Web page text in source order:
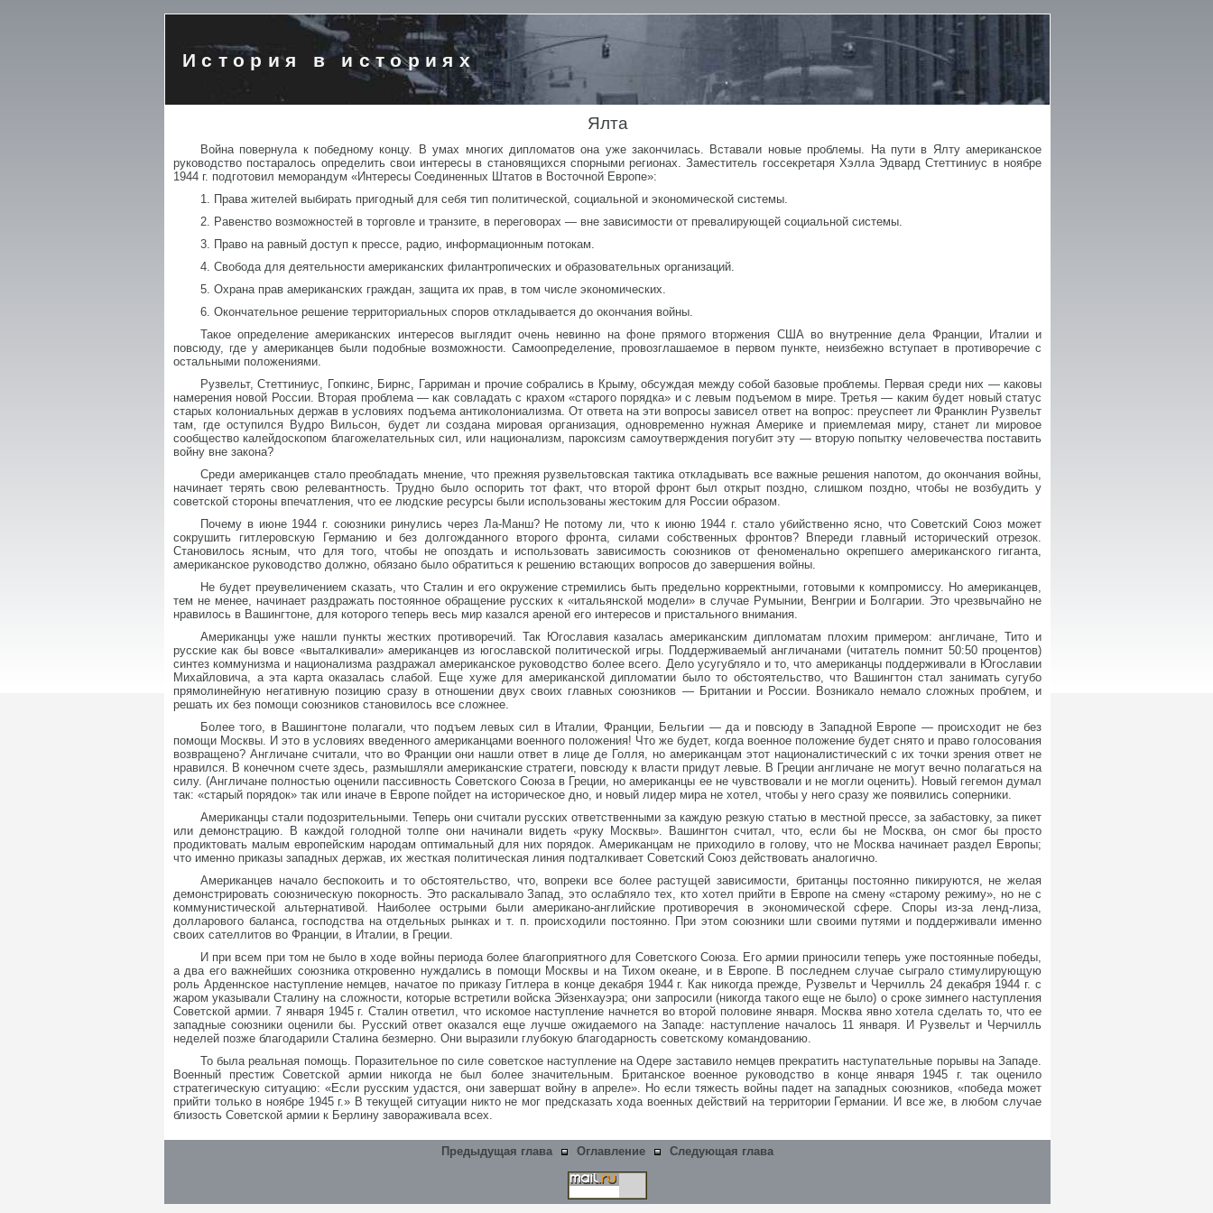
История в историях
Ялта
Война повернула к победному концу. В умах многих дипломатов она уже закончилась. Вставали новые проблемы. На пути в Ялту американское
руководство постаралось определить свои интересы в становящихся спорными регионах. Заместитель госсекретаря Хэлла Эдвард Стеттиниус в ноябре
1944 г. подготовил меморандум «Интересы Соединенных Штатов в Восточной Европе»:
1. Права жителей выбирать пригодный для себя тип политической, социальной и экономической системы.
2. Равенство возможностей в торговле и транзите, в переговорах — вне зависимости от превалирующей социальной системы.
3. Право на равный доступ к прессе, радио, информационным потокам.
4. Свобода для деятельности американских филантропических и образовательных организаций.
5. Охрана прав американских граждан, защита их прав, в том числе экономических.
6. Окончательное решение территориальных споров откладывается до окончания войны.
Такое определение американских интересов выглядит очень невинно на фоне прямого вторжения США во внутренние дела Франции, Италии и
повсюду, где у американцев были подобные возможности. Самоопределение, провозглашаемое в первом пункте, неизбежно вступает в противоречие с
остальными положениями.
Рузвельт, Стеттиниус, Гопкинс, Бирнс, Гарриман и прочие собрались в Крыму, обсуждая между собой базовые проблемы. Первая среди них — каковы
намерения новой России. Вторая проблема — как совладать с крахом «старого порядка» и с левым подъемом в мире. Третья — каким будет новый статус
старых колониальных держав в условиях подъема антиколониализма. От ответа на эти вопросы зависел ответ на вопрос: преуспеет ли Франклин Рузвельт
там, где оступился Вудро Вильсон, будет ли создана мировая организация, одновременно нужная Америке и приемлемая миру, станет ли мировое
сообщество калейдоскопом благожелательных сил, или национализм, пароксизм самоутверждения погубит эту — вторую попытку человечества поставить
войну вне закона?
Среди американцев стало преобладать мнение, что прежняя рузвельтовская тактика откладывать все важные решения напотом, до окончания войны,
начинает терять свою релевантность. Трудно было оспорить тот факт, что второй фронт был открыт поздно, слишком поздно, чтобы не возбудить у
советской стороны впечатления, что ее людские ресурсы были использованы жестоким для России образом.
Почему в июне 1944 г. союзники ринулись через Ла-Манш? Не потому ли, что к июню 1944 г. стало убийственно ясно, что Советский Союз может
сокрушить гитлеровскую Германию и без долгожданного второго фронта, силами собственных фронтов? Впереди главный исторический отрезок.
Становилось ясным, что для того, чтобы не опоздать и использовать зависимость союзников от феноменально окрепшего американского гиганта,
американское руководство должно, обязано было обратиться к решению встающих вопросов до завершения войны.
Не будет преувеличением сказать, что Cталин и его окружение стремились быть предельно корректными, готовыми к компромиссу. Но американцев,
тем не менее, начинает раздражать постоянное обращение русских к «итальянской модели» в случае Румынии, Венгрии и Болгарии. Это чрезвычайно не
нравилось в Вашингтоне, для которого теперь весь мир казался ареной его интересов и пристального внимания.
Американцы уже нашли пункты жестких противоречий. Так Югославия казалась американским дипломатам плохим примером: англичане, Тито и
русские как бы вовсе «выталкивали» американцев из югославской политической игры. Поддерживаемый англичанами (читатель помнит 50:50 процентов)
синтез коммунизма и национализма раздражал американское руководство более всего. Дело усугубляло и то, что американцы поддерживали в Югославии
Михайловича, а эта карта оказалась слабой. Еще хуже для американской дипломатии было то обстоятельство, что Вашингтон стал занимать сугубо
прямолинейную негативную позицию сразу в отношении двух своих главных союзников — Британии и России. Возникало немало сложных проблем, и
решать их без помощи союзников становилось все сложнее.
Более того, в Вашингтоне полагали, что подъем левых сил в Италии, Франции, Бельгии — да и повсюду в Западной Европе — происходит не без
помощи Москвы. И это в условиях введенного американцами военного положения! Что же будет, когда военное положение будет снято и право голосования
возвращено? Англичане считали, что во Франции они нашли ответ в лице де Голля, но американцам этот националистический с их точки зрения ответ не
нравился. В конечном счете здесь, размышляли американские стратеги, повсюду к власти придут левые. В Греции англичане не могут вечно полагаться на
силу. (Англичане полностью оценили пассивность Советского Союза в Греции, но американцы ее не чувствовали и не могли оценить). Новый гегемон думал
так: «старый порядок» так или иначе в Европе пойдет на историческое дно, и новый лидер мира не хотел, чтобы у него сразу же появились соперники.
Американцы стали подозрительными. Теперь они считали русских ответственными за каждую резкую статью в местной прессе, за забастовку, за пикет
или демонстрацию. В каждой голодной толпе они начинали видеть «руку Москвы». Вашингтон считал, что, если бы не Москва, он смог бы просто
продиктовать малым европейским народам оптимальный для них порядок. Американцам не приходило в голову, что не Москва начинает раздел Европы;
что именно приказы западных держав, их жесткая политическая линия подталкивает Советский Союз действовать аналогично.
Американцев начало беспокоить и то обстоятельство, что, вопреки все более растущей зависимости, британцы постоянно пикируются, не желая
демонстрировать союзническую покорность. Это раскалывало Запад, это ослабляло тех, кто хотел прийти в Европе на смену «старому режиму», но не с
коммунистической альтернативой. Наиболее острыми были американо-английские противоречия в экономической сфере. Споры из-за ленд-лиза,
долларового баланса, господства на отдельных рынках и т. п. происходили постоянно. При этом союзники шли своими путями и поддерживали именно
своих сателлитов во Франции, в Италии, в Греции.
И при всем при том не было в ходе войны периода более благоприятного для Советского Союза. Его армии приносили теперь уже постоянные победы,
а два его важнейших союзника откровенно нуждались в помощи Москвы и на Тихом океане, и в Европе. В последнем случае сыграло стимулирующую
роль Арденнское наступление немцев, начатое по приказу Гитлера в конце декабря 1944 г. Как никогда прежде, Рузвельт и Черчилль 24 декабря 1944 г. с
жаром указывали Сталину на сложности, которые встретили войска Эйзенхауэра; они запросили (никогда такого еще не было) о сроке зимнего наступления
Советской армии. 7 января 1945 г. Сталин ответил, что искомое наступление начнется во второй половине января. Москва явно хотела сделать то, что ее
западные союзники оценили бы. Русский ответ оказался еще лучше ожидаемого на Западе: наступление началось 11 января. И Рузвельт и Черчилль
неделей позже благодарили Сталина безмерно. Они выразили глубокую благодарность советскому командованию.
То была реальная помощь. Поразительное по силе советское наступление на Одере заставило немцев прекратить наступательные порывы на Западе.
Военный престиж Советской армии никогда не был более значительным. Британское военное руководство в конце января 1945 г. так оценило
стратегическую ситуацию: «Если русским удастся, они завершат войну в апреле». Но если тяжесть войны падет на западных союзников, «победа может
прийти только в ноябре 1945 г.» В текущей ситуации никто не мог предсказать хода военных действий на территории Германии. И все же, в любом случае
близость Советской армии к Берлину завораживала всех.
Предыдущая глава Оглавление Следующая глава